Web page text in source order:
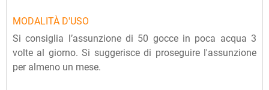
MODALITÀ D'USO
Si consiglia l’assunzione di 50 gocce in poca acqua 3
volte al giorno. Si suggerisce di proseguire l'assunzione
per almeno un mese.